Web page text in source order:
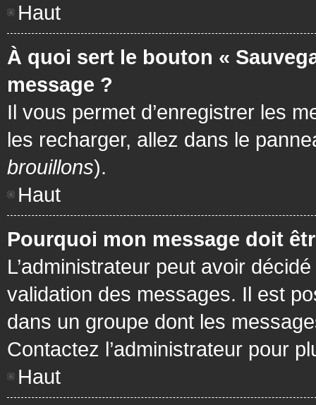
Haut
À quoi sert le bouton «
message ?
Il vous permet d’enregistrer les
les recharger, allez dans le
brouillons).
Haut
Pourquoi mon message doit
L’administrateur peut avoir
validation des messages. Il est
dans un groupe dont les
Contactez l’administrateur pour
Haut